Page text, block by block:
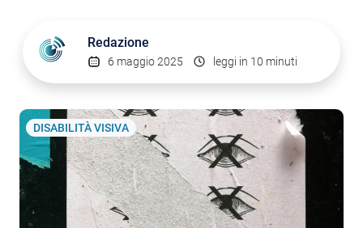
Redazione
6 maggio 2025 leggi in 10 minuti
DISABILITÀ VISIVA